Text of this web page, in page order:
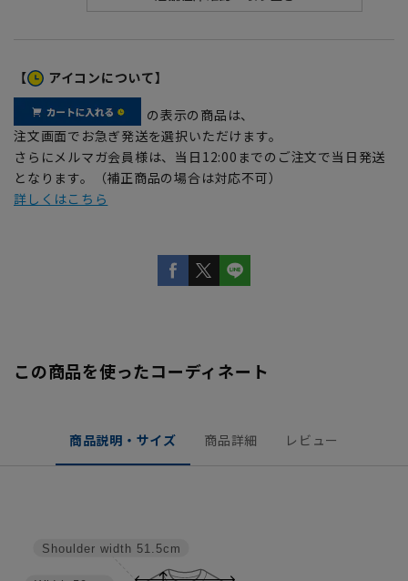
【 アイコンについて】
の表示の商品は、
注文画面でお急ぎ発送を選択いただけます。
さらにメルマガ会員様は、当日12:00までのご注文で当日発送
となります。（補正商品の場合は対応不可）
詳しくはこちら
この商品を使ったコーディネート
商品説明・サイズ 商品詳細 レビュー
Shoulder width 51.5cm